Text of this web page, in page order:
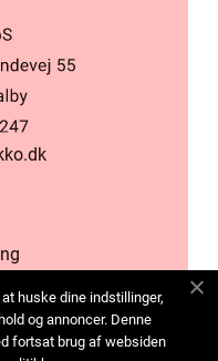
huske dine indstillinger,
og annoncer. Denne
fortsat brug af websiden